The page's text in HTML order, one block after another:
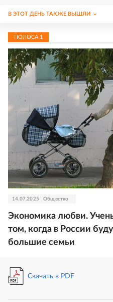
В ЭТОТ ДЕНЬ ТАКЖЕ ВЫШЛИ
ПОЛОСА 1
14.07.2025 Общество
Экономика любви.
том, когда в России
большие семьи
Скачать в PDF